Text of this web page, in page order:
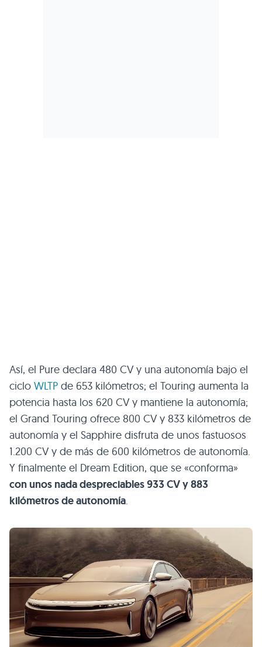
Así, el Pure declara 480 CV y una autonomía bajo el
ciclo WLTP de 653 kilómetros; el Touring aumenta la
potencia hasta los 620 CV y mantiene la autonomía;
el Grand Touring ofrece 800 CV y 833 kilómetros de
autonomía y el Sapphire disfruta de unos fastuosos
1.200 CV y de más de 600 kilómetros de autonomía.
Y finalmente el Dream Edition, que se «conforma»
con unos nada despreciables 933 CV y 883
kilómetros de autonomía.